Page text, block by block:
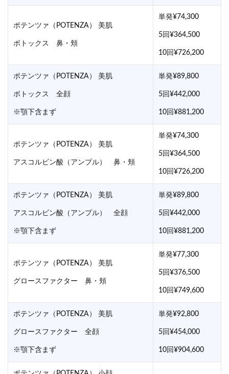
ポテンツァ（POTENZA） 美肌
ボトックス 鼻・頬
単発¥74,300
5回¥364,500
10回¥726,200
ポテンツァ（POTENZA） 美肌
ボトックス 全顔
※顎下含まず
単発¥89,800
5回¥442,000
10回¥881,200
ポテンツァ（POTENZA） 美肌
アスコルビン酸（アンプル） 鼻・頬
単発¥74,300
5回¥364,500
10回¥726,200
ポテンツァ（POTENZA） 美肌
アスコルビン酸（アンプル） 全顔
※顎下含まず
単発¥89,800
5回¥442,000
10回¥881,200
ポテンツァ（POTENZA） 美肌
グロースファクター 鼻・頬
単発¥77,300
5回¥376,500
10回¥749,600
ポテンツァ（POTENZA） 美肌
グロースファクター 全顔
※顎下含まず
単発¥92,800
5回¥454,000
10回¥904,600